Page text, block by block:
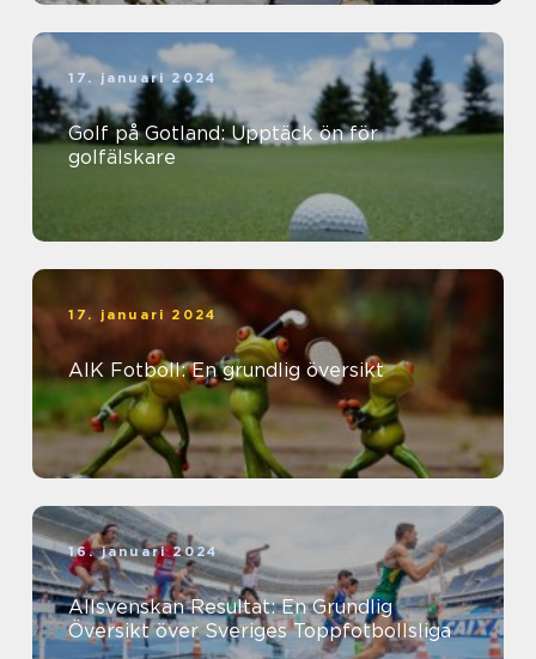
17. januari 2024
Golf på Gotland: Upptäck ön för
golfälskare
17. januari 2024
AIK Fotboll: En grundlig översikt
16. januari 2024
Allsvenskan Resultat: En Grundlig
Översikt över Sveriges Toppfotbollsliga